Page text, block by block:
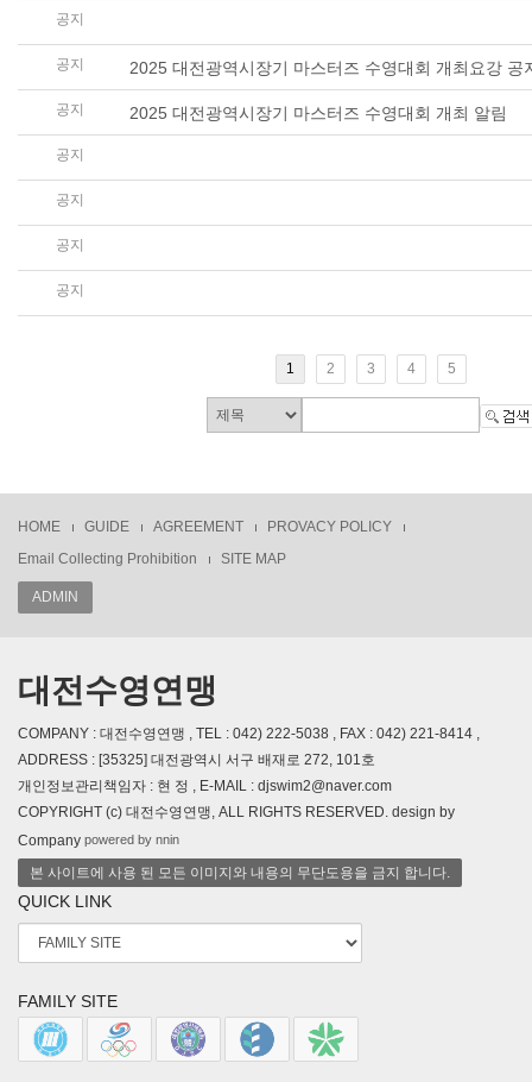
공지
공지 2025 대전광역시장기 마스터즈 수영대회 개최요강 공
공지 2025 대전광역시장기 마스터즈 수영대회 개최 알림
공지
공지
공지
공지
1 2 3 4 5
HOME GUIDE AGREEMENT
PROVACY POLICY
Email Collecting Prohibition
SITE MAP
ADMIN
대전수영연맹
COMPANY : 대전수영연맹 , TEL : 042) 222-5038 , FAX : 042) 221-8414 ,
ADDRESS : [35325] 대전광역시 서구 배재로 272, 101호
개인정보관리책임자 : 현 정 , E-MAIL : djswim2@naver.com
COPYRIGHT (c) 대전수영연맹, ALL RIGHTS RESERVED. design by
Company powered by nnin
본 사이트에 사용 된 모든 이미지와 내용의 무단도용을 금지 합니다.
QUICK LINK
FAMILY SITE